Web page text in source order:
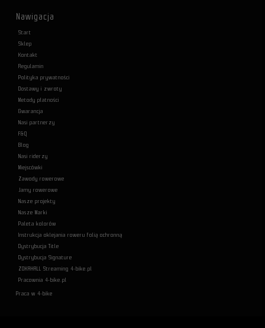
Nawigacja
Start
Sklep
Kontakt
Regulamin
Polityka prywatności
Dostawy i zwroty
Metody płatności
Gwarancja
Nasi partnerzy
F&Q
Blog
Nasi riderzy
Miejscówki
Zawody rowerowe
Jamy rowerowe
Nasze projekty
Nasze Marki
Paleta kolorów
Instrukcja oklejania roweru folią ochronną
Dystrybucja Title
Dystrybucja Signature
ZOKAHALL Streaming 4-bike.pl
Pracownia 4-bike.pl
Praca w 4-bike